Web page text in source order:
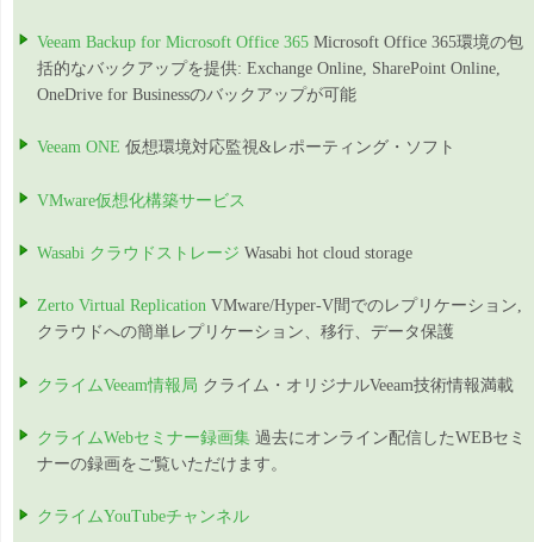
Veeam Backup for Microsoft Office 365 Microsoft Office 365環境の包
括的なバックアップを提供: Exchange Online, SharePoint Online,
OneDrive for Businessのバックアップが可能
Veeam ONE 仮想環境対応監視&レポーティング・ソフト
VMware仮想化構築サービス
Wasabi クラウドストレージ Wasabi hot cloud storage
Zerto Virtual Replication VMware/Hyper-V間でのレプリケーション,
クラウドへの簡単レプリケーション、移行、データ保護
クライムVeeam情報局 クライム・オリジナルVeeam技術情報満載
クライムWebセミナー録画集 過去にオンライン配信したWEBセミ
ナーの録画をご覧いただけます。
クライムYouTubeチャンネル